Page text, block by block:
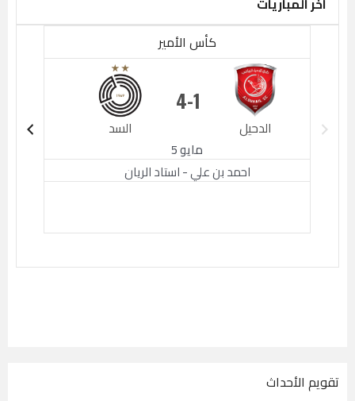
كأس الأمير
الدحيل
1
السد
4
مايو 5
احمد بن علي - استاد الريان
تقويم الأحداث